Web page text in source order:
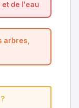
de l'eau
arbres,